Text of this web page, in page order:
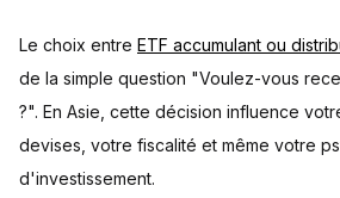
Le choix entre ETF accumulant ou
de la simple question "Voulez-vous
?". En Asie, cette décision influence
devises, votre fiscalité et même votre
d'investissement.